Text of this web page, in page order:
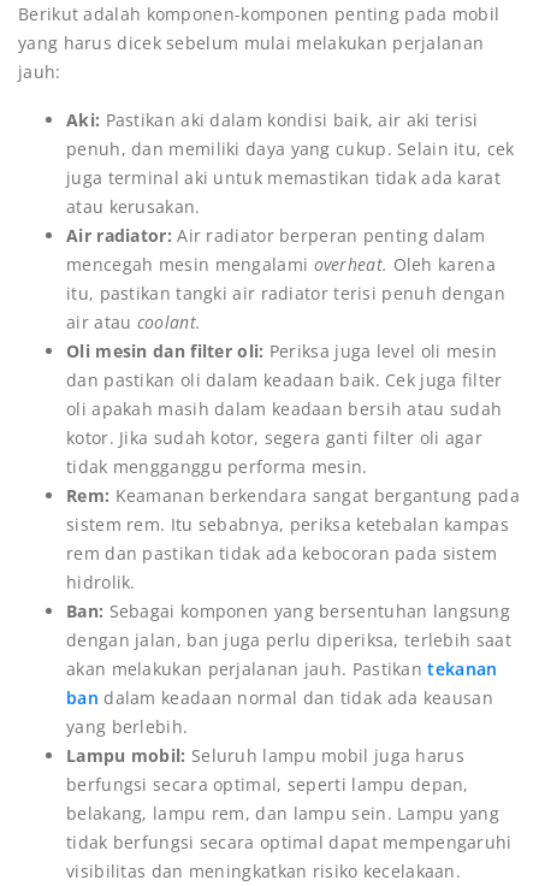
Berikut adalah komponen-komponen penting pada mobil
yang harus dicek sebelum mulai melakukan perjalanan
jauh:
Aki: Pastikan aki dalam kondisi baik, air aki terisi
penuh, dan memiliki daya yang cukup. Selain itu, cek
juga terminal aki untuk memastikan tidak ada karat
atau kerusakan.
Air radiator:Air radiator berperan penting dalam
mencegah mesin mengalami overheat. Oleh karena
itu, pastikan tangki air radiator terisi penuh dengan
air atau coolant.
Oli mesin dan filter oli: Periksa juga level oli mesin
dan pastikan oli dalam keadaan baik. Cek juga filter
oli apakah masih dalam keadaan bersih atau sudah
kotor. Jika sudah kotor, segera ganti filter oli agar
tidak mengganggu performa mesin.
Rem: Keamanan berkendara sangat bergantung pada
sistem rem. Itu sebabnya, periksa ketebalan kampas
rem dan pastikan tidak ada kebocoran pada sistem
hidrolik.
Ban: Sebagai komponen yang bersentuhan langsung
dengan jalan, ban juga perlu diperiksa, terlebih saat
akan melakukan perjalanan jauh. Pastikantekanan
ban dalam keadaan normal dan tidak ada keausan
yang berlebih.
Lampu mobil: Seluruh lampu mobil juga harus
berfungsi secara optimal, seperti lampu depan,
belakang, lampu rem, dan lampu sein. Lampu yang
tidak berfungsi secara optimal dapat mempengaruhi
visibilitas dan meningkatkan risiko kecelakaan.